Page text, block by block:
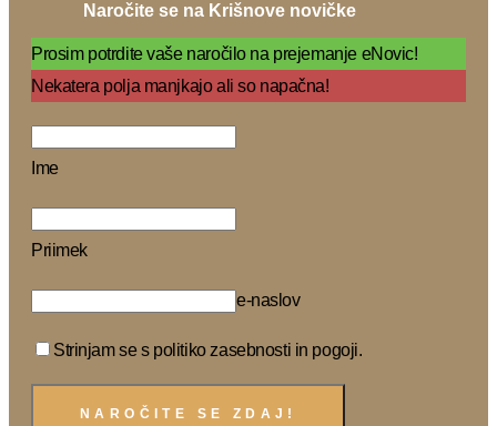
Naročite se na Krišnove novičke
Prosim potrdite vaše naročilo na prejemanje eNovic!
Nekatera polja manjkajo ali so napačna!
Ime
Priimek
e-naslov
Strinjam se s politiko zasebnosti in pogoji.